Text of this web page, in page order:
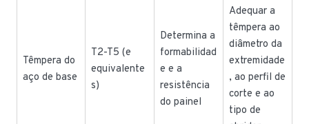
Têmpera do
aço de base
T2-T5 (e
equivalente
s)
Determina a
formabilidad
e e a
resistência
do painel
Adequar a
têmpera ao
diâmetro da
extremidade
, ao perfil de
corte e ao
tipo de